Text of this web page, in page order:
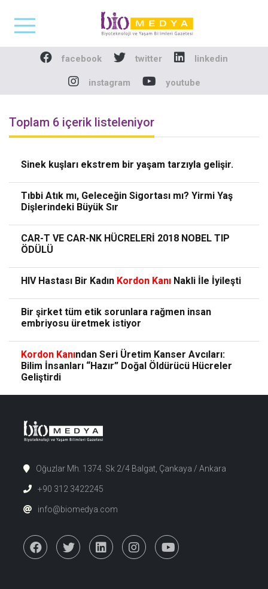
Biomedya -
facebook twitter linkedin
instagram youtube
Toplam 6 içerik listeleniyor
Sinek kuşları ekstrem bir yaşam tarzıyla gelişir.
Tıbbi Atık mı, Geleceğin Sigortası mı? Yirmi Yaş
Dişlerindeki Büyük Sır
CAR-T VE CAR-NK HÜCRELERİ 2018 NOBEL TIP
ÖDÜLÜ
HIV Hastası Bir Kadın Kordon Kanı Nakli İle İyileşti
Bir şirket tüm etik sorunlara rağmen insan
embriyosu üretmek istiyor
Kordon Kanından Seri Üretim Kanser Avcıları:
Bilim İnsanları “Hazır” Doğal Öldürücü Hücreler
Geliştirdi
Oğuzlar Mh. 1374. Sk 2/4 Balgat, Çankaya / Ankara
+90 312 3422245
info@biomedya.com